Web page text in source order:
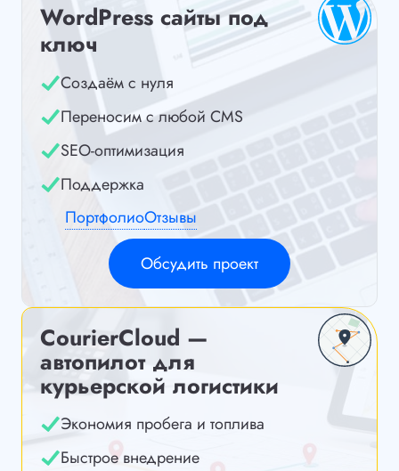
WordPress сайты под
ключ
Создаём с нуля
Переносим с любой CMS
SEO-оптимизация
Поддержка
ПортфолиоОтзывы
Обсудить проект
CourierCloud —
автопилот для
курьерской логистики
Экономия пробега и топлива
Быстрое внедрение